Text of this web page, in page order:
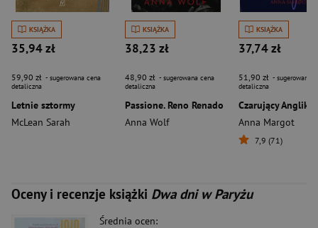
KSIĄŻKA
35,94 zł
59,90 zł - sugerowana cena
detaliczna
Letnie sztormy
McLean Sarah
KSIĄŻKA
38,23 zł
48,90 zł - sugerowana cena
detaliczna
Passione. Reno Renado
Anna Wolf
KSIĄŻKA
37,74 zł
51,90 zł - sugerowana
detaliczna
Czarujący Anglik
Anna Margot
7,9 (71)
Oceny i recenzje książki Dwa dni w Paryżu
Średnia ocen: